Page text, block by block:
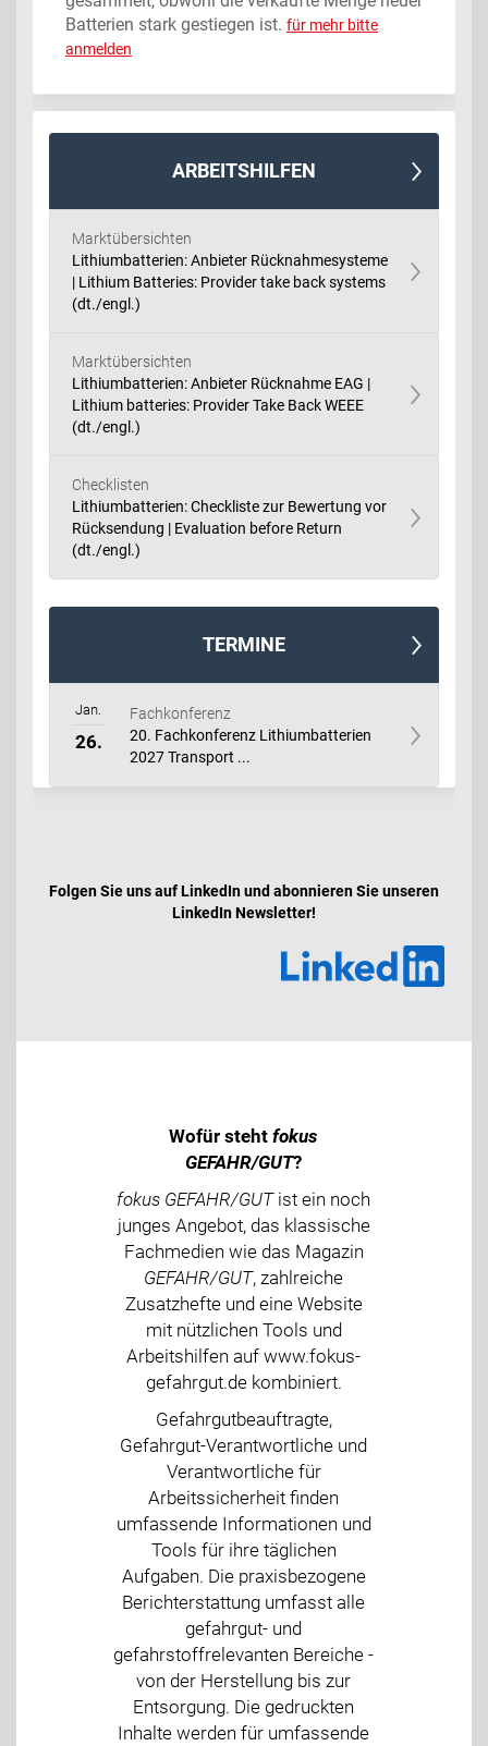
Batterien stark gestiegen ist. für mehr bitte
anmelden
ARBEITSHILFEN
Marktübersichten
Lithiumbatterien: Anbieter Rücknahmesysteme
| Lithium Batteries: Provider take back systems
(dt./engl.)
Marktübersichten
Lithiumbatterien: Anbieter Rücknahme EAG |
Lithium batteries: Provider Take Back WEEE
(dt./engl.)
Checklisten
Lithiumbatterien: Checkliste zur Bewertung vor
Rücksendung | Evaluation before Return
(dt./engl.)
TERMINE
Jan.
26.
Fachkonferenz
20. Fachkonferenz Lithiumbatterien
2027 Transport ...
Folgen Sie uns auf LinkedIn und abonnieren Sie unseren
LinkedIn Newsletter!
Wofür stehtfokus
GEFAHR/GUT?
fokus GEFAHR/GUTist ein noch
junges Angebot, das klassische
Fachmedien wie das Magazin
GEFAHR/GUT, zahlreiche
Zusatzhefte und eine Website
mit nützlichen Tools und
Arbeitshilfen auf www.fokus-
gefahrgut.de kombiniert.
Gefahrgutbeauftragte,
Gefahrgut-Verantwortliche und
Verantwortliche für
Arbeitssicherheit finden
umfassende Informationen und
Tools für ihre täglichen
Aufgaben. Die praxisbezogene
Berichterstattung umfasst alle
gefahrgut- und
gefahrstoffrelevanten Bereiche -
von der Herstellung bis zur
Entsorgung. Die gedruckten
Inhalte werden für umfassende